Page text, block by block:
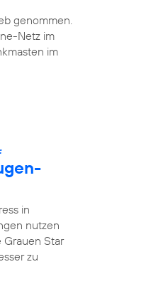
genommen.
Netz im
im
in
nutzen
Star
zu